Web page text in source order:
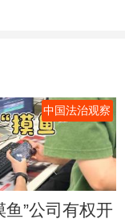
中国法治观察
鱼”公司有权开